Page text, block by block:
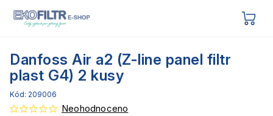
Danfoss Air a2 (Z-line panel filtr
plast G4) 2 kusy
Kód: 209006
Neohodnoceno